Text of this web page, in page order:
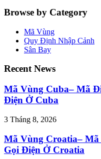
Browse by Category
Mã Vùng
Quy Định Nhập Cảnh
Sân Bay
Recent News
Mã Vùng Cuba– Mã
Điện Ở Cuba
3 Tháng 8, 2026
Mã Vùng Croatia–
Gọi Điện Ở Croatia